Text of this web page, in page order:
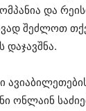
და
შეძლოთ
დაჯავშნა.
ონლაინ